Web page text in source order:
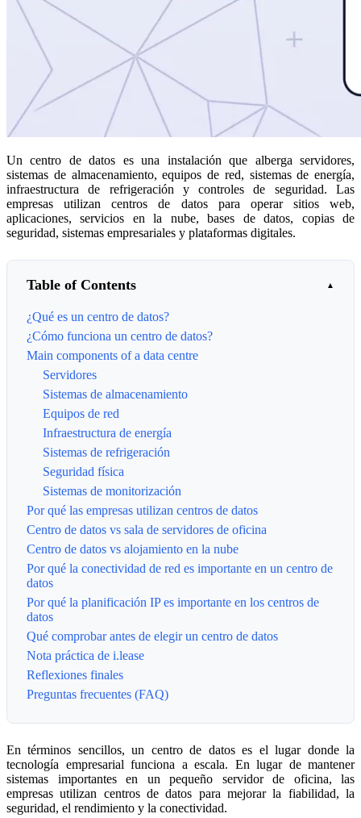
Un centro de datos es una instalación que alberga servidores,
sistemas de almacenamiento, equipos de red, sistemas de energía,
infraestructura de refrigeración y controles de seguridad. Las
empresas utilizan centros de datos para operar sitios web,
aplicaciones, servicios en la nube, bases de datos, copias de
seguridad, sistemas empresariales y plataformas digitales.
Table of Contents
¿Qué es un centro de datos?
¿Cómo funciona un centro de datos?
Main components of a data centre
Servidores
Sistemas de almacenamiento
Equipos de red
Infraestructura de energía
Sistemas de refrigeración
Seguridad física
Sistemas de monitorización
Por qué las empresas utilizan centros de datos
Centro de datos vs sala de servidores de oficina
Centro de datos vs alojamiento en la nube
Por qué la conectividad de red es importante en un centro de
datos
Por qué la planificación IP es importante en los centros de
datos
Qué comprobar antes de elegir un centro de datos
Nota práctica de i.lease
Reflexiones finales
Preguntas frecuentes (FAQ)
En términos sencillos, un centro de datos es el lugar donde la
tecnología empresarial funciona a escala. En lugar de mantener
sistemas importantes en un pequeño servidor de oficina, las
empresas utilizan centros de datos para mejorar la fiabilidad, la
seguridad, el rendimiento y la conectividad.